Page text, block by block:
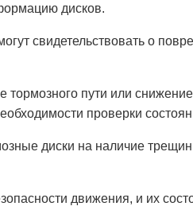
дисков.
свидетельствовать о
пути или снижение
проверки
диски на наличие
движения, и их